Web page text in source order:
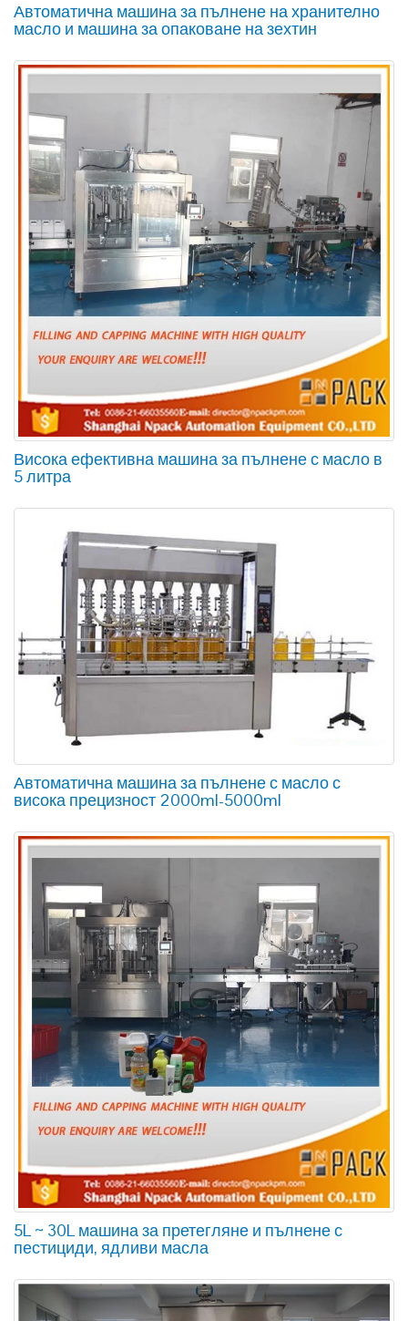
Автоматична машина за пълнене на хранително
масло и машина за опаковане на зехтин
Висока ефективна машина за пълнене с масло в
5 литра
Автоматична машина за пълнене с масло с
висока прецизност 2000ml-5000ml
5L ~ 30L машина за претегляне и пълнене с
пестициди, ядливи масла